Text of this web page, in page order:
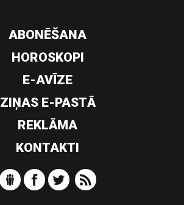
ABONĒŠANA
HOROSKOPI
E-AVĪZE
ZIŅAS E-PASTĀ
REKLĀMA
KONTAKTI